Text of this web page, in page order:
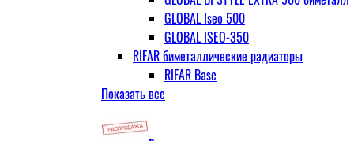
GLOBAL Iseo 500
GLOBAL ISEO-350
RIFAR биметаллические радиаторы
RIFAR Base
Показать все